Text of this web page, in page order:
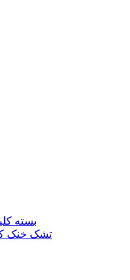
بسته
تشک خنک